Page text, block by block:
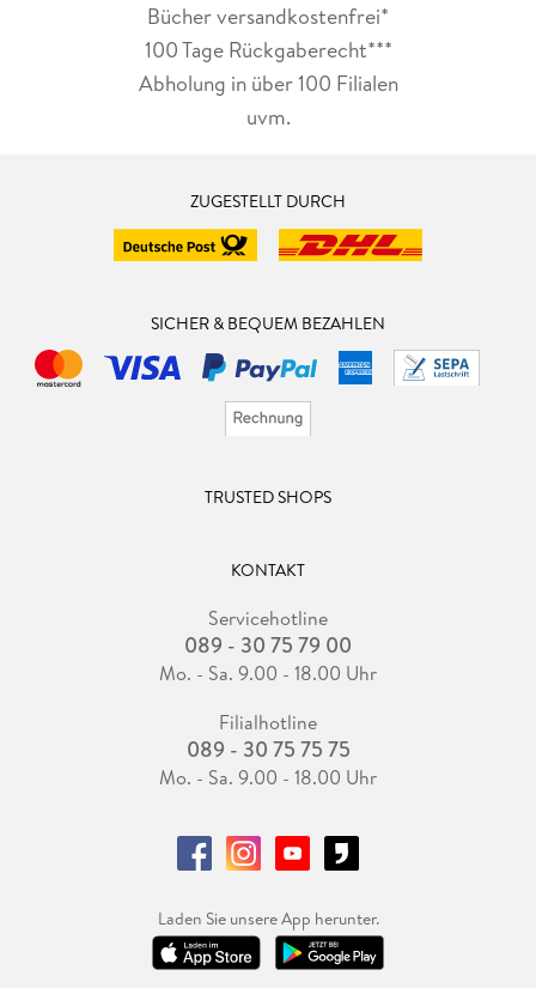
Bücher versandkostenfrei*
100 Tage Rückgaberecht***
Abholung in über 100 Filialen
uvm.
ZUGESTELLT DURCH
SICHER & BEQUEM BEZAHLEN
TRUSTED SHOPS
KONTAKT
Servicehotline
089 - 30 75 79 00
Mo. - Sa. 9.00 - 18.00 Uhr
Filialhotline
089 - 30 75 75 75
Mo. - Sa. 9.00 - 18.00 Uhr
Laden Sie unsere App herunter.